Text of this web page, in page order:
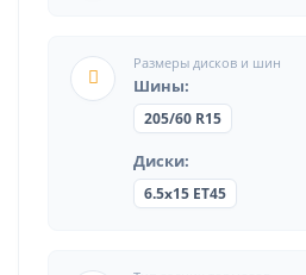
Размеры дисков и шин
Шины:
205/60 R15
Диски:
6.5x15 ET45